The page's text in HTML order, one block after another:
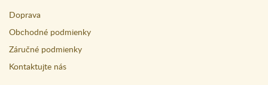
Doprava
Obchodné podmienky
Záručné podmienky
Kontaktujte nás